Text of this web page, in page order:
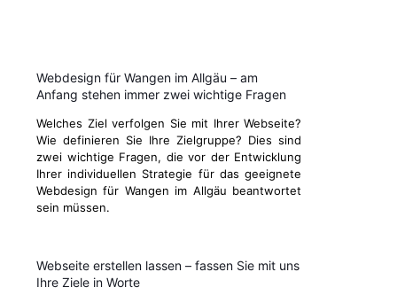
Webdesign für Wangen im Allgäu – am
Anfang stehen immer zwei wichtige Fragen
Welches Ziel verfolgen Sie mit Ihrer Webseite?
Wie definieren Sie Ihre Zielgruppe? Dies sind
zwei wichtige Fragen, die vor der Entwicklung
Ihrer individuellen Strategie für das geeignete
Webdesign für Wangen im Allgäu beantwortet
sein müssen.
Webseite erstellen lassen – fassen Sie mit uns
Ihre Ziele in Worte